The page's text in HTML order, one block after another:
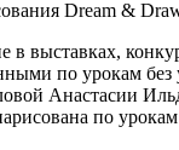
Dream &
в выставках,
по урокам без
Анастасии
по